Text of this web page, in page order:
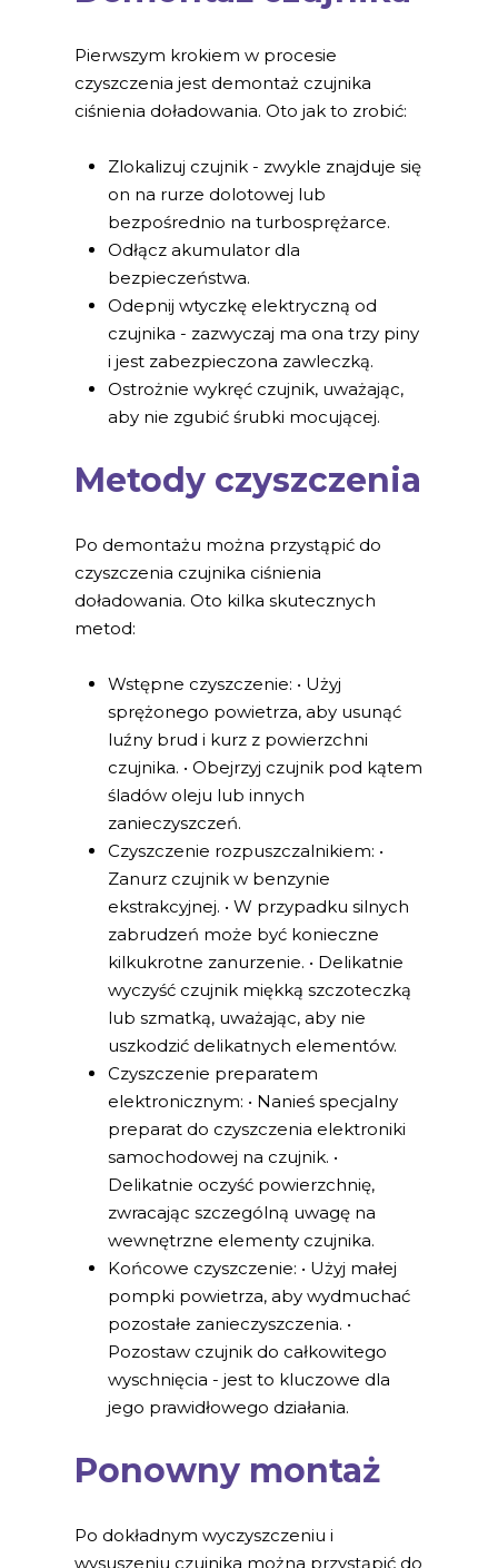
Pierwszym krokiem w procesie
czyszczenia jest demontaż czujnika
ciśnienia doładowania. Oto jak to zrobić:
Zlokalizuj czujnik - zwykle znajduje się
on na rurze dolotowej lub
bezpośrednio na turbosprężarce.
Odłącz akumulator dla
bezpieczeństwa.
Odepnij wtyczkę elektryczną od
czujnika - zazwyczaj ma ona trzy piny
i jest zabezpieczona zawleczką.
Ostrożnie wykręć czujnik, uważając,
aby nie zgubić śrubki mocującej.
Metody czyszczenia
Po demontażu można przystąpić do
czyszczenia czujnika ciśnienia
doładowania. Oto kilka skutecznych
metod:
Wstępne czyszczenie: • Użyj
sprężonego powietrza, aby usunąć
luźny brud i kurz z powierzchni
czujnika. • Obejrzyj czujnik pod kątem
śladów oleju lub innych
zanieczyszczeń.
Czyszczenie rozpuszczalnikiem: •
Zanurz czujnik w benzynie
ekstrakcyjnej. • W przypadku silnych
zabrudzeń może być konieczne
kilkukrotne zanurzenie. • Delikatnie
wyczyść czujnik miękką szczoteczką
lub szmatką, uważając, aby nie
uszkodzić delikatnych elementów.
Czyszczenie preparatem
elektronicznym: • Nanieś specjalny
preparat do czyszczenia elektroniki
samochodowej na czujnik. •
Delikatnie oczyść powierzchnię,
zwracając szczególną uwagę na
wewnętrzne elementy czujnika.
Końcowe czyszczenie: • Użyj małej
pompki powietrza, aby wydmuchać
pozostałe zanieczyszczenia. •
Pozostaw czujnik do całkowitego
wyschnięcia - jest to kluczowe dla
jego prawidłowego działania.
Ponowny montaż
Po dokładnym wyczyszczeniu i
wysuszeniu czujnika można przystąpić do